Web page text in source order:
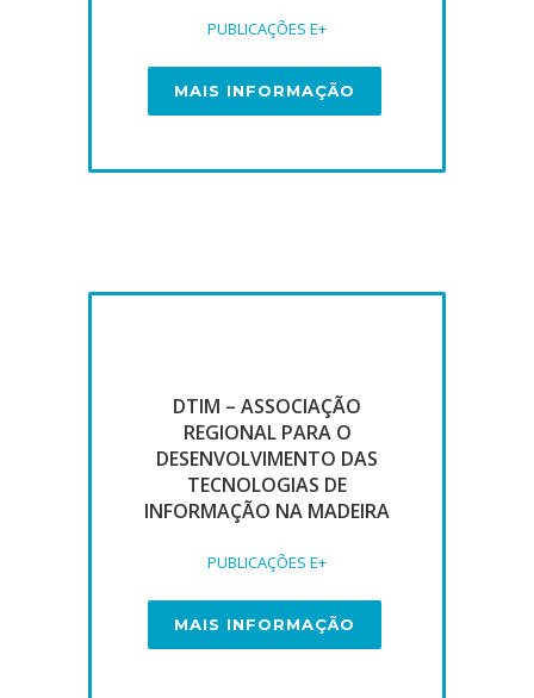
PUBLICAÇÕES E+
MAIS INFORMAÇÃO
DTIM – ASSOCIAÇÃO
REGIONAL PARA O
DESENVOLVIMENTO DAS
TECNOLOGIAS DE
INFORMAÇÃO NA MADEIRA
PUBLICAÇÕES E+
MAIS INFORMAÇÃO